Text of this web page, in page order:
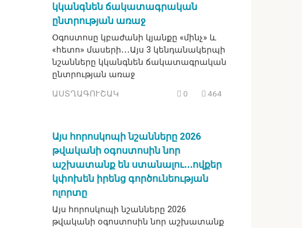
կկանգնեն ճակատագրական
ընտրության առաջ
Օգոստոսը կբաժանի կյանքը «մինչ» և
«հետո» մասերի․․․Այս 3 կենդանակերպի
նշանները կկանգնեն ճակատագրական
ընտրության առաջ
ԱՍՏՂԱԳՈՒՇԱԿ 0 464
Այս հորոսկոպի նշանները 2026
թվականի օգոստոսին նոր
աշխատանք են ստանալու․․․ովքեր
կփոխեն իրենց գործունեության
ոլորտը
Այս հորոսկոպի նշանները 2026
թվականի օգոստոսին նոր աշխատանք